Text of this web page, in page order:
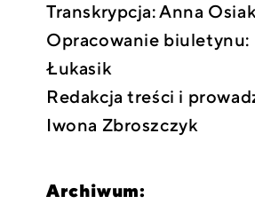
Transkrypcja: Anna
Opracowanie biuletynu:
Łukasik
Redakcja treści i
Iwona Zbroszczyk
Archiwum: